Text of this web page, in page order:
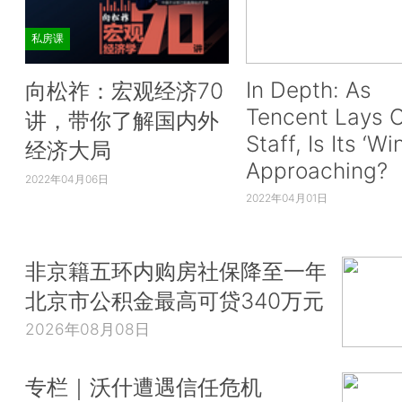
私房课
向松祚：宏观经济70
讲，带你了解国内外
经济大局
2022年04月06日
In Depth: As
Tencent Lays
Staff, Is Its
Approaching?
2022年04月01日
非京籍五环内购房社保降至一年
北京市公积金最高可贷340万元
2026年08月08日
专栏｜沃什遭遇信任危机